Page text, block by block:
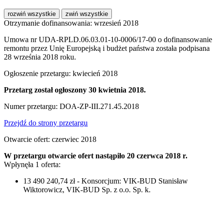
rozwiń wszystkie zwiń wszystkie
Otrzymanie dofinansowania: wrzesień 2018
Umowa nr UDA-RPLD.06.03.01-10-0006/17-00 o dofinansowanie
remontu przez Unię Europejską i budżet państwa została podpisana
28 września 2018 roku.
Ogłoszenie przetargu: kwiecień 2018
Przetarg został ogłoszony 30 kwietnia 2018.
Numer przetargu: DOA-ZP-III.271.45.2018
Przejdź do strony przetargu
Otwarcie ofert: czerwiec 2018
W przetargu otwarcie ofert nastąpiło 20 czerwca 2018 r.
Wpłynęła 1 oferta:
13 490 240,74 zł - Konsorcjum: VIK-BUD Stanisław
Wiktorowicz, VIK-BUD Sp. z o.o. Sp. k.